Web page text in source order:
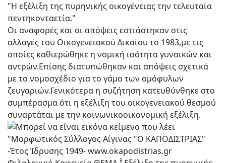
"Η εξέλιξη της πυρηνικής οικογένειας την τελευταία
πεντηκονταετία."
Οι αναφορές και οι απόψεις εστιάστηκαν στις
αλλαγές του Οικογενειακού Δικαίου το 1983,με τις
οποίες καθιερώθηκε η νομική ισότητα γυναικών και
αντρών.Επίσης διατυπώθηκαν και απόψεις σχετικά
με το νομοσχέδιο για το γάμο των ομόφυλων
ζευγαριών.Γενικότερα η συζήτηση κατευθύνθηκε στο
συμπέρασμα ότι η εξέλιξη του οικογενειακού θεσμού
συναρτάται με την κοινωνικοοικονομική εξέλιξη.